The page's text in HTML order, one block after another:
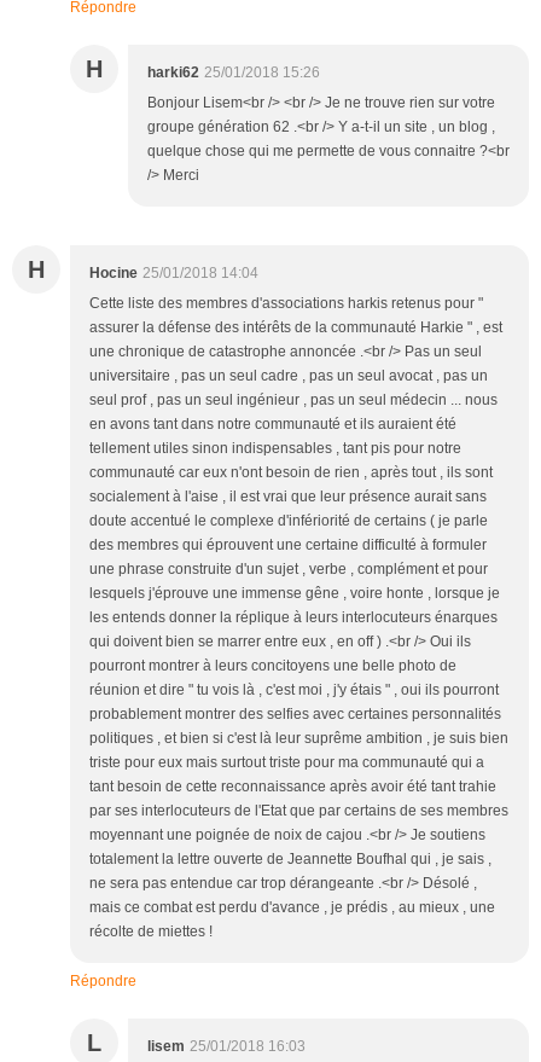
Répondre
H harki62 25/01/2018 15:26
Bonjour Lisem<br /> <br /> Je ne trouve rien sur votre
groupe génération 62 .<br /> Y a-t-il un site , un blog ,
quelque chose qui me permette de vous connaitre ?<br
/> Merci
H Hocine 25/01/2018 14:04
Cette liste des membres d'associations harkis retenus pour "
assurer la défense des intérêts de la communauté Harkie " , est
une chronique de catastrophe annoncée .<br /> Pas un seul
universitaire , pas un seul cadre , pas un seul avocat , pas un
seul prof , pas un seul ingénieur , pas un seul médecin ... nous
en avons tant dans notre communauté et ils auraient été
tellement utiles sinon indispensables , tant pis pour notre
communauté car eux n'ont besoin de rien , après tout , ils sont
socialement à l'aise , il est vrai que leur présence aurait sans
doute accentué le complexe d'infériorité de certains ( je parle
des membres qui éprouvent une certaine difficulté à formuler
une phrase construite d'un sujet , verbe , complément et pour
lesquels j'éprouve une immense gêne , voire honte , lorsque je
les entends donner la réplique à leurs interlocuteurs énarques
qui doivent bien se marrer entre eux , en off ) .<br /> Oui ils
pourront montrer à leurs concitoyens une belle photo de
réunion et dire " tu vois là , c'est moi , j'y étais " , oui ils pourront
probablement montrer des selfies avec certaines personnalités
politiques , et bien si c'est là leur suprême ambition , je suis bien
triste pour eux mais surtout triste pour ma communauté qui a
tant besoin de cette reconnaissance après avoir été tant trahie
par ses interlocuteurs de l'Etat que par certains de ses membres
moyennant une poignée de noix de cajou .<br /> Je soutiens
totalement la lettre ouverte de Jeannette Boufhal qui , je sais ,
ne sera pas entendue car trop dérangeante .<br /> Désolé ,
mais ce combat est perdu d'avance , je prédis , au mieux , une
récolte de miettes !
Répondre
L lisem 25/01/2018 16:03